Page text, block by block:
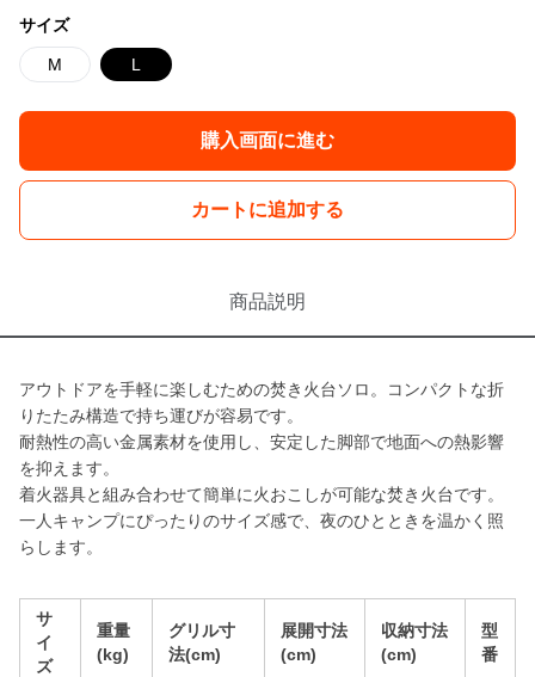
サイズ
M L
購入画面に進む
カートに追加する
商品説明
アウトドアを手軽に楽しむための焚き火台ソロ。コンパクトな折
りたたみ構造で持ち運びが容易です。
耐熱性の高い金属素材を使用し、安定した脚部で地面への熱影響
を抑えます。
着火器具と組み合わせて簡単に火おこしが可能な焚き火台です。
一人キャンプにぴったりのサイズ感で、夜のひとときを温かく照
らします。
サ
イ
ズ
重量
(kg)
グリル寸
法(cm)
展開寸法
(cm)
収納寸法
(cm)
型
番